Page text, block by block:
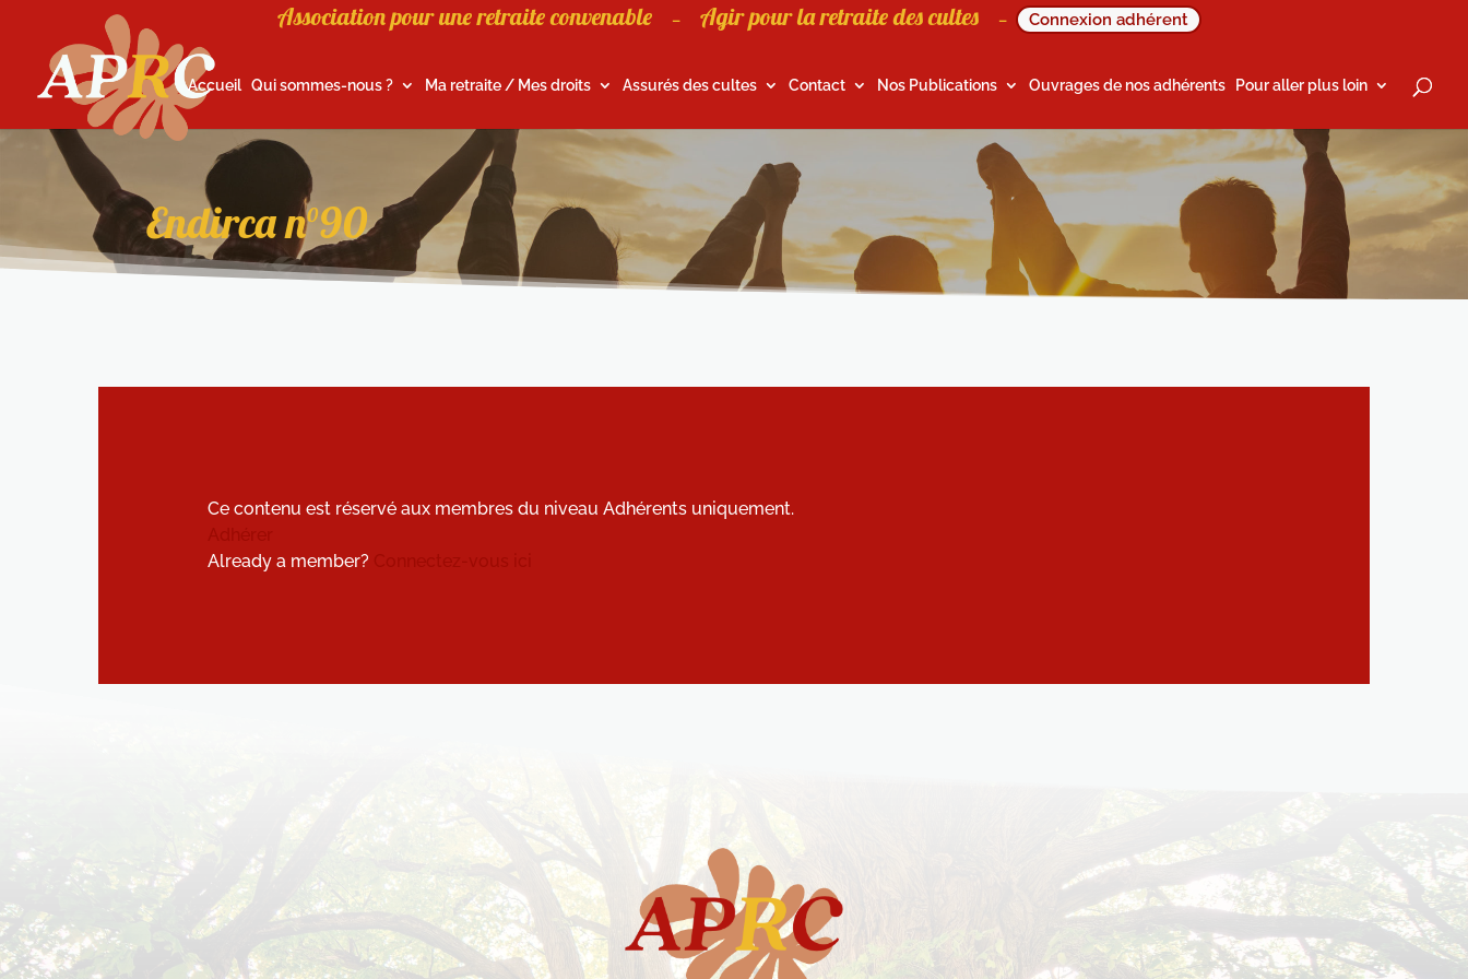
Association pour une retraite convenable – Agir pour la retraite des cultes – Connexion adhérent
Accueil Qui sommes-nous ? Ma retraite / Mes droits Assurés des cultes Contact Nos Publications Ouvrages de nos adhérents Pour aller plus loin
Endirca n°90
Ce contenu est réservé aux membres du niveau Adhérents uniquement.
Already a member?